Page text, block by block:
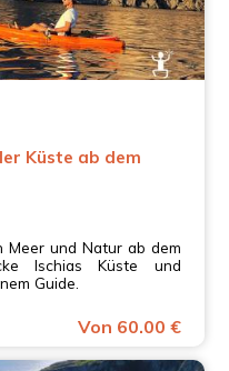
Küste ab dem
Meer und Natur ab dem
Ischias Küste und
Guide.
Von 60.00 €